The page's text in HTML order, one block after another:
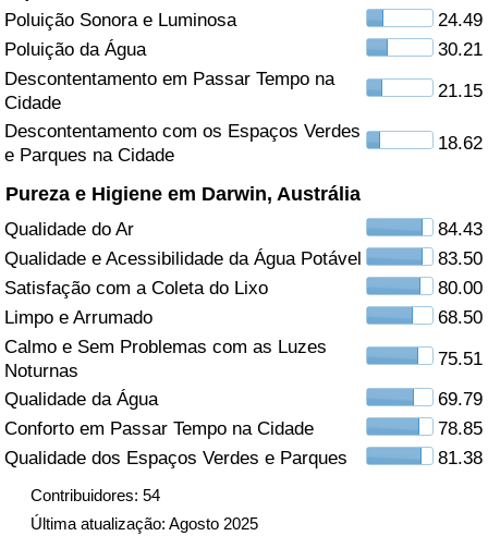
Poluição Sonora e Luminosa
24.49
Poluição da Água
30.21
Descontentamento em Passar Tempo na
Cidade
21.15
Descontentamento com os Espaços Verdes
e Parques na Cidade
18.62
Pureza e Higiene em Darwin, Austrália
Qualidade do Ar
84.43
Qualidade e Acessibilidade da Água Potável
83.50
Satisfação com a Coleta do Lixo
80.00
Limpo e Arrumado
68.50
Calmo e Sem Problemas com as Luzes
Noturnas
75.51
Qualidade da Água
69.79
Conforto em Passar Tempo na Cidade
78.85
Qualidade dos Espaços Verdes e Parques
81.38
Contribuidores: 54
Última atualização: Agosto 2025
Indicador de Saúde (Atual)
Indicador de Saúde
Indicador de Saúde por País
Indicador de Poluição (Atual)
Índice de poluição
Indicador de Poluição por País
Trânsito
Indicador de Trânsito